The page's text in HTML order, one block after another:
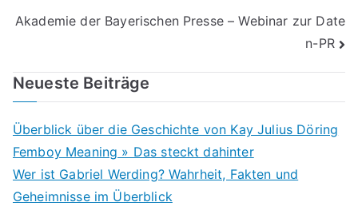
Beitragsnavigation
Akademie der Bayerischen Presse – Webinar zur Date
n-PR
Neueste Beiträge
Überblick über die Geschichte von Kay Julius Döring
Femboy Meaning » Das steckt dahinter
Wer ist Gabriel Werding? Wahrheit, Fakten und
Geheimnisse im Überblick